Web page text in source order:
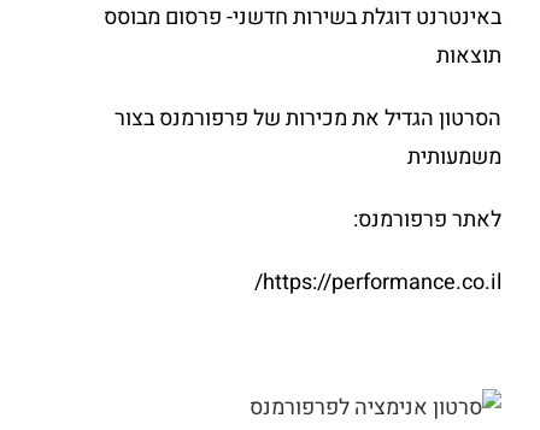
באינטרנט דוגלת בשירות חדשני- פרסום מבוסס
תוצאות
הסרטון הגדיל את מכירות של פרפורמנס בצור
משמעותית
לאתר פרפורמנס:
https://performance.co.il/